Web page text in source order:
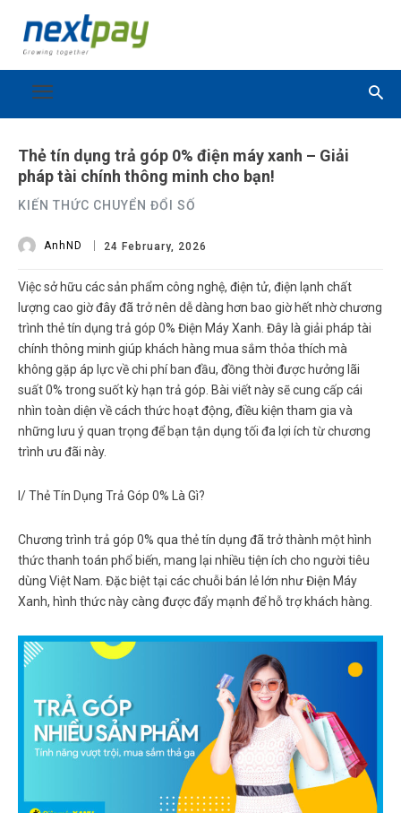
Thẻ tín dụng trả góp 0% điện máy xanh – Giải
pháp tài chính thông minh cho bạn!
KIẾN THỨC CHUYỂN ĐỔI SỐ
AnhND 24 February, 2026
Việc sở hữu các sản phẩm công nghệ, điện tử, điện lạnh chất
lượng cao giờ đây đã trở nên dễ dàng hơn bao giờ hết nhờ chương
trình thẻ tín dụng trả góp 0% Điện Máy Xanh . Đây là giải pháp tài
chính thông minh giúp khách hàng mua sắm thỏa thích mà
không gặp áp lực về chi phí ban đầu, đồng thời được hưởng lãi
suất 0% trong suốt kỳ hạn trả góp. Bài viết này sẽ cung cấp cái
nhìn toàn diện về cách thức hoạt động, điều kiện tham gia và
những lưu ý quan trọng để bạn tận dụng tối đa lợi ích từ chương
trình ưu đãi này.
I/ Thẻ Tín Dụng Trả Góp 0% Là Gì?
Chương trình trả góp 0% qua thẻ tín dụng đã trở thành một hình
thức thanh toán phổ biến, mang lại nhiều tiện ích cho người tiêu
dùng Việt Nam. Đặc biệt tại các chuỗi bán lẻ lớn như Điện Máy
Xanh, hình thức này càng được đẩy mạnh để hỗ trợ khách hàng.